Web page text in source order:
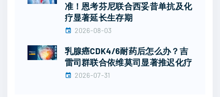
准！恩考芬尼联合西妥昔单抗及化
疗显著延长生存期
2026-08-03
乳腺癌CDK4/6耐药后怎么办？吉
雷司群联合依维莫司显著推迟化疗
2026-07-31